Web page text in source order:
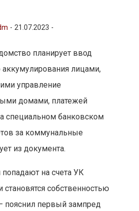
- 21.07.2023 -
планирует ввод
аккумулирования лицами,
управление
домами, платежей
специальном банковском
за коммунальные
из документа.
попадают на счета УК
становятся собственностью
пояснил первый зампред